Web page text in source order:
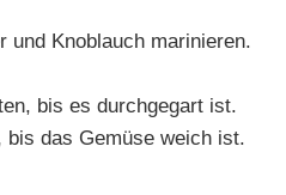
und Knoblauch marinieren.
bis es durchgegart ist.
bis das Gemüse weich ist.